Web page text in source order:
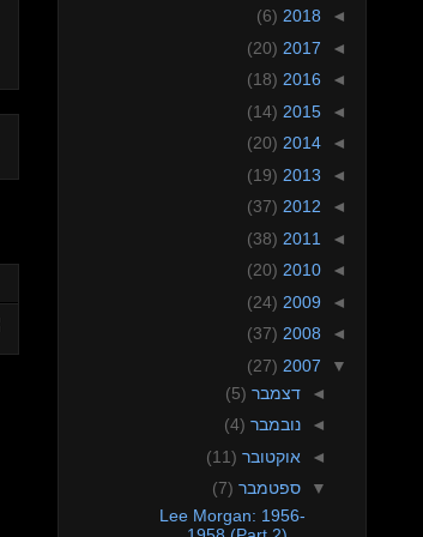
◄
2018
(6)
◄
2017
(20)
◄
2016
(18)
◄
2015
(14)
◄
2014
(20)
◄
2013
(19)
◄
2012
(37)
◄
2011
(38)
◄
2010
(20)
◄
2009
(24)
◄
2008
(37)
▼
2007
(27)
◄ דצמבר (5)
◄ נובמבר (4)
◄ אוקטובר (11)
▼ ספטמבר (7)
Lee Morgan: 1956-